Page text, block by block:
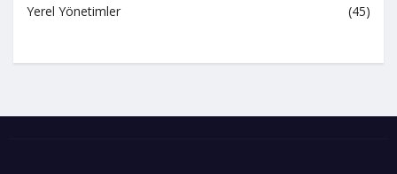
Yerel Yönetimler (45)